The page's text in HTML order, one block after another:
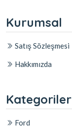
Kurumsal
Satış Sözleşmesi
Hakkımızda
Kategoriler
Ford